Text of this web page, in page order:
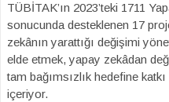
TÜBİTAK’ın 2023’teki 1711
sonucunda desteklenen 17
zekânın yarattığı değişimi
elde etmek, yapay zekâdan
tam bağımsızlık hedefine
içeriyor.